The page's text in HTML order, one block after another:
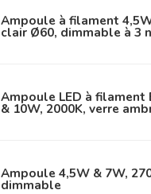
Ampoule à filament
clair Ø60, dimmable à 3
Ampoule LED à filament
& 10W, 2000K, verre
Ampoule 4,5W & 7W,
dimmable